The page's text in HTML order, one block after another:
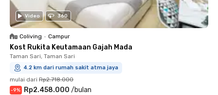
Video 360
Coliving • Campur
Kost Rukita Keutamaan Gajah Mada
Taman Sari, Taman Sari
4.2 km dari rumah sakit atma jaya
mulai dari Rp2.718.000
-9% Rp2.458.000 /bulan